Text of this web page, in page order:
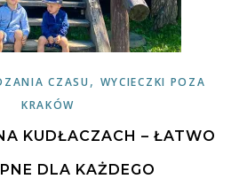
CZASU , WYCIECZKI POZA
KRAKÓW
KUDŁACZACH – ŁATWO
DLA KAŻDEGO